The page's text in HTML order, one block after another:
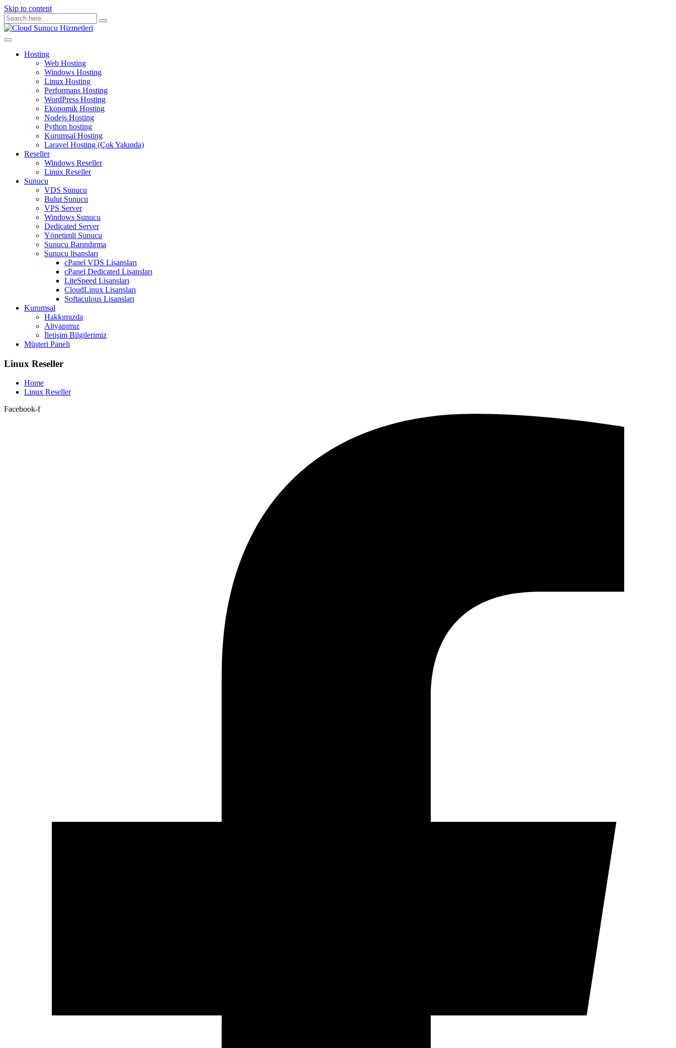
Skip to content
Hosting
Web Hosting
Windows Hosting
Linux Hosting
Performans Hosting
WordPress Hosting
Ekonomik Hosting
Nodejs Hosting
Python hosting
Kurumsal Hosting
Laravel Hosting (Çok Yakında)
Reseller
Windows Reseller
Linux Reseller
Sunucu
VDS Sunucu
Bulut Sunucu
VPS Server
Windows Sunucu
Dedicated Server
Yönetimli Sunucu
Sunucu Barındırma
Sunucu lisansları
cPanel VDS Lisansları
cPanel Dedicated Lisansları
LiteSpeed Lisansları
CloudLinux Lisansları
Softaculous Lisansları
Kurumsal
Hakkımızda
Altyapımız
İletişim Bilgilerimiz
Müşteri Paneli
Linux Reseller
Home
Linux Reseller
Facebook-f